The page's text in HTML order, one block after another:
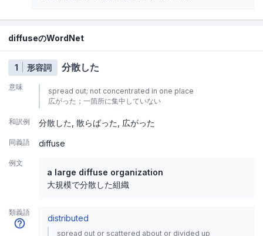
diffuseのWordNet
1 形容詞 分散した
意味
spread out; not concentrated in one place
広がった；一箇所に集中していない
和訳例 分散した 散らばった 広がった
同義語 diffuse
例文
a large diffuse organization
大規模で分散した組織
類義語
distributed
spread out or scattered about or divided up